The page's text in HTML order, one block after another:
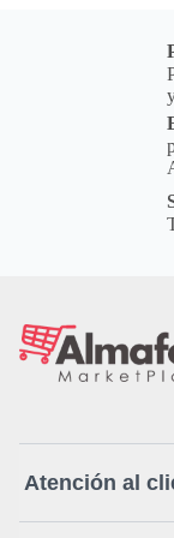
Atención al